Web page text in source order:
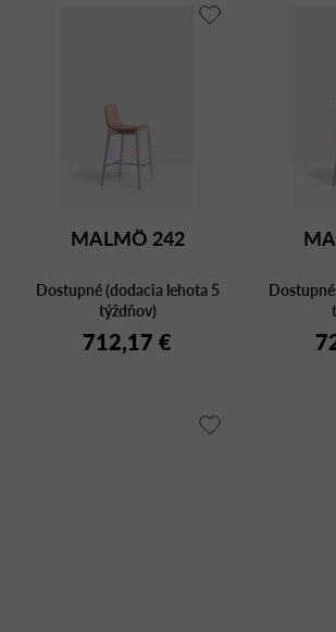
MALMÖ 242
Dostupné (dodacia lehota 5
týždňov)
712,17 €